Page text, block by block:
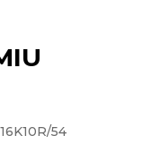
54